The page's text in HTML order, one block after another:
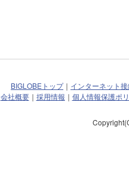
BIGLOBEトップ｜ インターネット
会社概要｜ 採用情報 ｜ 個人情報保護ポ